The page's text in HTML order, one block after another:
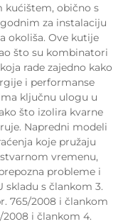
kućištem, obično s
za instalaciju
okoliša. Ove kutije
što su kombinatori
rade zajedno kako
i performanse
ključnu ulogu u
što izolira kvarne
Napredni modeli
koje pružaju
vremenu,
probleme i
skladu s člankom 3.
765/2008 i člankom
2008 i člankom 4.